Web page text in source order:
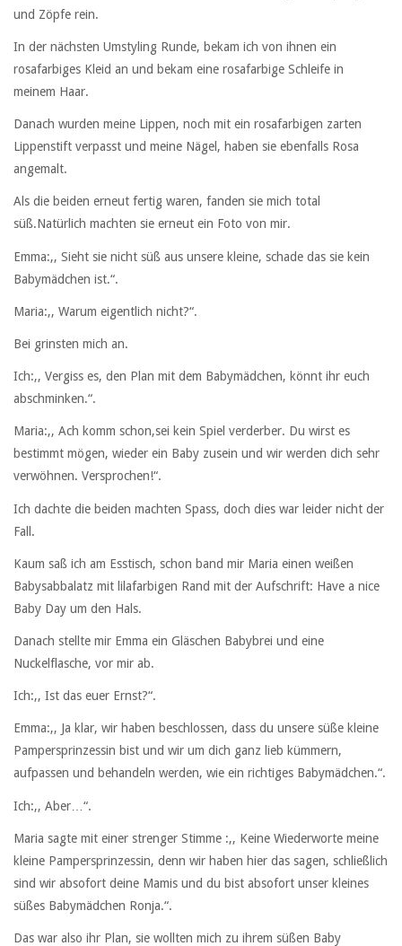
und Zöpfe rein.
In der nächsten Umstyling Runde, bekam ich von ihnen ein
rosafarbiges Kleid an und bekam eine rosafarbige Schleife in
meinem Haar.
Danach wurden meine Lippen, noch mit ein rosafarbigen zarten
Lippenstift verpasst und meine Nägel, haben sie ebenfalls Rosa
angemalt.
Als die beiden erneut fertig waren, fanden sie mich total
süß.Natürlich machten sie erneut ein Foto von mir.
Emma:,, Sieht sie nicht süß aus unsere kleine, schade das sie kein
Babymädchen ist.“.
Maria:,, Warum eigentlich nicht?“.
Bei grinsten mich an.
Ich:,, Vergiss es, den Plan mit dem Babymädchen, könnt ihr euch
abschminken.“.
Maria:,, Ach komm schon,sei kein Spiel verderber. Du wirst es
bestimmt mögen, wieder ein Baby zusein und wir werden dich sehr
verwöhnen. Versprochen!“.
Ich dachte die beiden machten Spass, doch dies war leider nicht der
Fall.
Kaum saß ich am Esstisch, schon band mir Maria einen weißen
Babysabbalatz mit lilafarbigen Rand mit der Aufschrift: Have a nice
Baby Day um den Hals.
Danach stellte mir Emma ein Gläschen Babybrei und eine
Nuckelflasche, vor mir ab.
Ich:,, Ist das euer Ernst?“.
Emma:,, Ja klar, wir haben beschlossen, dass du unsere süße kleine
Pampersprinzessin bist und wir um dich ganz lieb kümmern,
aufpassen und behandeln werden, wie ein richtiges Babymädchen.“.
Ich:,, Aber…“.
Maria sagte mit einer strenger Stimme :,, Keine Wiederworte meine
kleine Pampersprinzessin, denn wir haben hier das sagen, schließlich
sind wir absofort deine Mamis und du bist absofort unser kleines
süßes Babymädchen Ronja.“.
Das war also ihr Plan, sie wollten mich zu ihrem süßen Baby